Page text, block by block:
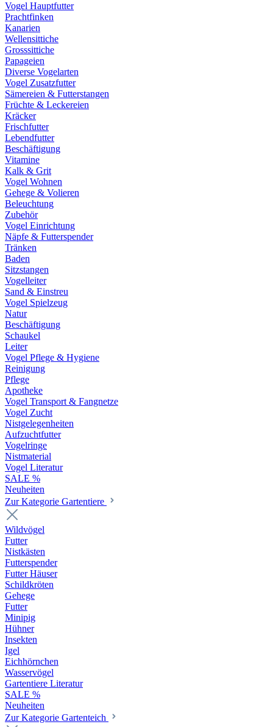
Vogel Hauptfutter
Prachtfinken
Kanarien
Wellensittiche
Grosssittiche
Papageien
Diverse Vogelarten
Vogel Zusatzfutter
Sämereien & Futterstangen
Früchte & Leckereien
Kräcker
Frischfutter
Lebendfutter
Beschäftigung
Vitamine
Kalk & Grit
Vogel Wohnen
Gehege & Volieren
Beleuchtung
Zubehör
Vogel Einrichtung
Näpfe & Futterspender
Tränken
Baden
Sitzstangen
Vogelleiter
Sand & Einstreu
Vogel Spielzeug
Natur
Beschäftigung
Schaukel
Leiter
Vogel Pflege & Hygiene
Reinigung
Pflege
Apotheke
Vogel Transport & Fangnetze
Vogel Zucht
Nistgelegenheiten
Aufzuchtfutter
Vogelringe
Nistmaterial
Vogel Literatur
SALE %
Neuheiten
Zur Kategorie Gartentiere
Wildvögel
Futter
Nistkästen
Futterspender
Futter Häuser
Schildkröten
Gehege
Futter
Minipig
Hühner
Insekten
Igel
Eichhörnchen
Wasservögel
Gartentiere Literatur
SALE %
Neuheiten
Zur Kategorie Gartenteich